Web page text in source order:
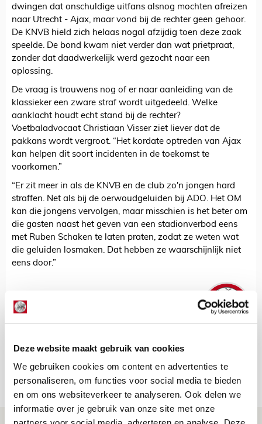
Deze website maakt gebruik van cookies
We gebruiken cookies om content en advertenties te
personaliseren, om functies voor social media te bieden
en om ons websiteverkeer te analyseren. Ook delen we
informatie over je gebruik van onze site met onze
dwingen dat onschuldige uitfans alsnog mochten afreizen
naar Utrecht - Ajax, maar vond bij de rechter geen gehoor.
De KNVB hield zich helaas nogal afzijdig toen deze zaak
speelde. De bond kwam niet verder dan wat prietpraat,
zonder dat daadwerkelijk werd gezocht naar een
oplossing.
De vraag is trouwens nog of er naar aanleiding van de
klassieker een zware straf wordt uitgedeeld. Welke
aanklacht houdt echt stand bij de rechter?
Voetbaladvocaat Christiaan Visser ziet liever dat de
pakkans wordt vergroot. “Het kordate optreden van Ajax
kan helpen dit soort incidenten in de toekomst te
voorkomen.”
“Er zit meer in als de KNVB en de club zo'n jongen hard
straffen. Net als bij de oerwoudgeluiden bij ADO. Het OM
kan die jongens vervolgen, maar misschien is het beter om
die gasten naast het geven van een stadionverbod eens
met Ruben Schaken te laten praten, zodat ze weten wat
die geluiden losmaken. Dat hebben ze waarschijnlijk niet
eens door.”
Bekijk alle berichten van De Redactie
Net binnen //